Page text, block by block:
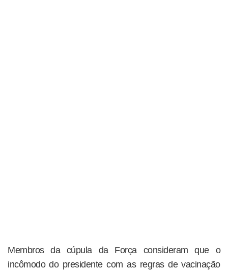
Membros da cúpula da Força consideram que o
incômodo do presidente com as regras de vacinação